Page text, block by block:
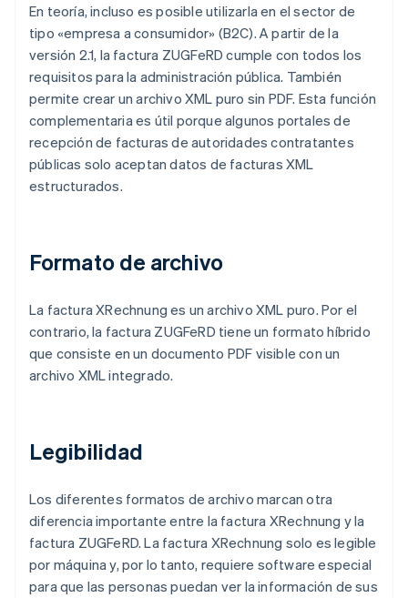
En teoría, incluso es posible utilizarla en el sector de
tipo «empresa a consumidor» (B2C). A partir de la
versión 2.1, la factura ZUGFeRD cumple con todos los
requisitos para la administración pública. También
permite crear un archivo XML puro sin PDF. Esta función
complementaria es útil porque algunos portales de
recepción de facturas de autoridades contratantes
públicas solo aceptan datos de facturas XML
estructurados.
Formato de archivo
La factura XRechnung es un archivo XML puro. Por el
contrario, la factura ZUGFeRD tiene un formato híbrido
que consiste en un documento PDF visible con un
archivo XML integrado.
Legibilidad
Los diferentes formatos de archivo marcan otra
diferencia importante entre la factura XRechnung y la
factura ZUGFeRD. La factura XRechnung solo es legible
por máquina y, por lo tanto, requiere software especial
para que las personas puedan ver la información de sus